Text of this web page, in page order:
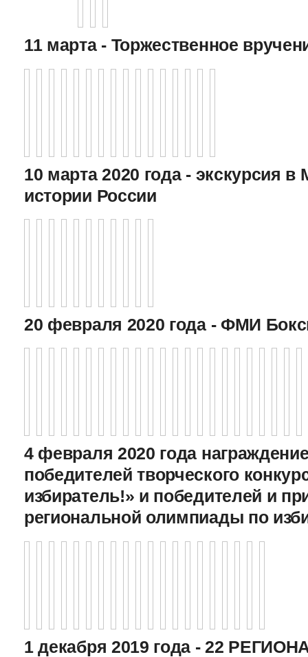
11 марта - Торжественное
10 марта 2020 года - экскурсия в
истории России
20 февраля 2020 года - ФМИ
4 февраля 2020 года
победителей творческого
избиратель!» и победителей и
региональной олимпиады по
1 декабря 2019 года - 22